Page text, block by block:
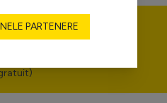
PARTENERE
Prețuri competitive